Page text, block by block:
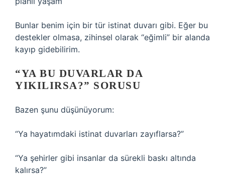
Bunlar benim için bir tür istinat duvarı gibi. Eğer bu
destekler olmasa, zihinsel olarak “eğimli” bir alanda
kayıp gidebilirim.
“YA BU DUVARLAR DA
YIKILIRSA?” SORUSU
Bazen şunu düşünüyorum:
“Ya hayatımdaki istinat duvarları zayıflarsa?”
“Ya şehirler gibi insanlar da sürekli baskı altında
kalırsa?”